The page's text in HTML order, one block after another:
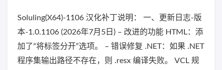
Soluling(X64)-1106 汉化补丁说明： 一、更新日志-版
本-1.0.1106 (2026年7月5日) – 改进的功能 HTML：添
加了“将标签分开”选项。 – 错误修复 .NET：如果 .NET
程序集输出路径不存在，则 .resx 编译失败。 VCL 规